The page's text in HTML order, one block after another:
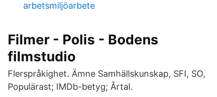
arbetsmiljöarbete
Filmer - Polis - Bodens
filmstudio
Flerspråkighet. Ämne Samhällskunskap, SFI, SO,
Populärast; IMDb-betyg; Årtal.